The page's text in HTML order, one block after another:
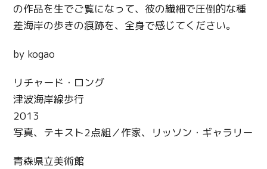
の作品を生でご覧になって、彼の繊細で圧倒的な種
差海岸の歩きの痕跡を、全身で感じてください。
by kogao
リチャード・ロング
津波海岸線歩行
2013
写真、テキスト2点組／作家、リッソン・ギャラリー
青森県立美術館